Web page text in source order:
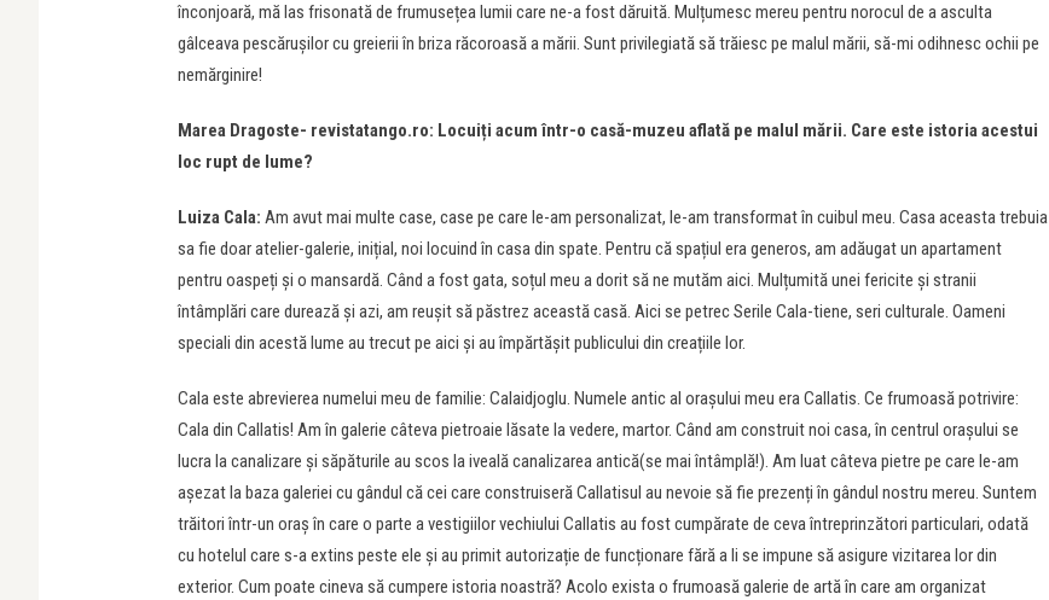
înconjoară, mă las frisonată de frumusețea lumii care ne-a fost dăruită. Mulțumesc mereu pentru norocul de a asculta
gâlceava pescărușilor cu greierii în briza răcoroasă a mării. Sunt privilegiată să trăiesc pe malul mării, să-mi odihnesc ochii pe
nemărginire!
Marea Dragoste- revistatango.ro: Locuiți acum într-o casă-muzeu aflată pe malul mării. Care este istoria acestui
loc rupt de lume?
Luiza Cala: Am avut mai multe case, case pe care le-am personalizat, le-am transformat în cuibul meu. Casa aceasta trebuia
sa fie doar atelier-galerie, inițial, noi locuind în casa din spate. Pentru că spațiul era generos, am adăugat un apartament
pentru oaspeți și o mansardă. Când a fost gata, soțul meu a dorit să ne mutăm aici. Mulțumită unei fericite și stranii
întâmplări care durează și azi, am reușit să păstrez această casă. Aici se petrec Serile Cala-tiene, seri culturale. Oameni
speciali din acestă lume au trecut pe aici și au împărtășit publicului din creațiile lor.
Cala este abrevierea numelui meu de familie: Calaidjoglu. Numele antic al orașului meu era Callatis. Ce frumoasă potrivire:
Cala din Callatis! Am în galerie câteva pietroaie lăsate la vedere, martor. Când am construit noi casa, în centrul orașului se
lucra la canalizare și săpăturile au scos la iveală canalizarea antică(se mai întâmplă!). Am luat câteva pietre pe care le-am
așezat la baza galeriei cu gândul că cei care construiseră Callatisul au nevoie să fie prezenți în gândul nostru mereu. Suntem
trăitori într-un oraș în care o parte a vestigiilor vechiului Callatis au fost cumpărate de ceva întreprinzători particulari, odată
cu hotelul care s-a extins peste ele și au primit autorizație de funcționare fără a li se impune să asigure vizitarea lor din
exterior. Cum poate cineva să cumpere istoria noastră? Acolo exista o frumoasă galerie de artă în care am organizat